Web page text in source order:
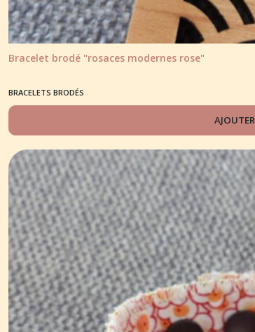
Bracelet brodé "rosaces modernes rose"
BRACELETS BRODÉS
AJOUTER